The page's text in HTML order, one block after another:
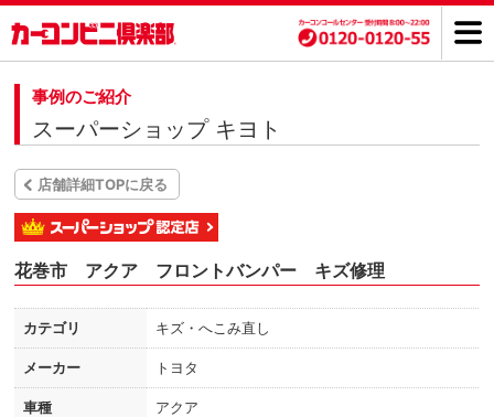
事例のご紹介
スーパーショップ キヨト
店舗詳細TOPに戻る
花巻市 アクア フロントバンパー キズ修理
カテゴリ キズ・へこみ直し
メーカー トヨタ
車種 アクア